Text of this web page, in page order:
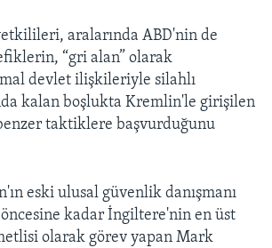
aralarında ABD'nin de
“gri alan” olarak
devlet ilişkileriyle silahlı
kalan boşlukta Kremlin'le girişilen
taktiklere başvurduğunu
eski ulusal güvenlik danışmanı
öncesine kadar İngiltere'nin en üst
olarak görev yapan Mark